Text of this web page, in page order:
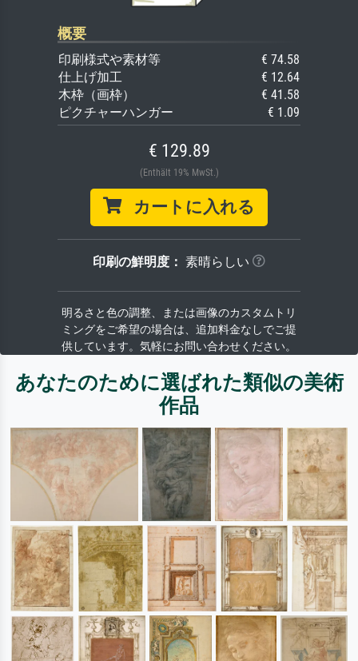
概要
印刷様式や素材等
€ 74.58
仕上げ加工
€ 12.64
木枠（画枠）
€ 41.58
ピクチャーハンガー
€ 1.09
€ 129.89
(Enthält 19% MwSt.)
カートに入れる
印刷の鮮明度： 素晴らしい
明るさと色の調整、または画像のカスタムトリ
ミングをご希望の場合は、追加料金なしでご提
供しています。気軽にお問い合わせください。
あなたのために選ばれた類似の美術
作品